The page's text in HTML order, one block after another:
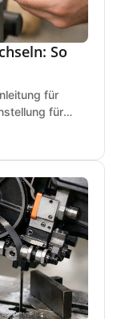
So
für
für